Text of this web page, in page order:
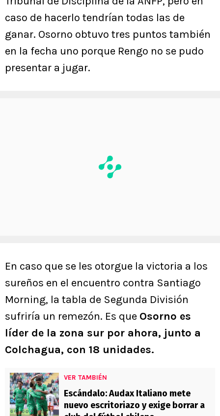
caso de hacerlo tendrían todas las de
ganar. Osorno obtuvo tres puntos también
en la fecha uno porque Rengo no se pudo
presentar a jugar.
En caso que se les otorgue la victoria a los
sureños en el encuentro contra Santiago
Morning, la tabla de Segunda División
sufriría un remezón. Es que Osorno es
líder de la zona sur por ahora, junto a
Colchagua, con 18 unidades.
VER TAMBIÉN
Escándalo: Audax Italiano mete
nuevo escritoriazo y exige borrar a